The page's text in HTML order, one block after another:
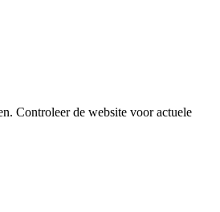
Controleer de website voor actuele